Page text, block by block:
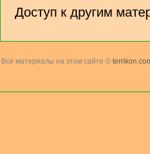
Доступ к другим
Все материалы на этом сайте ©